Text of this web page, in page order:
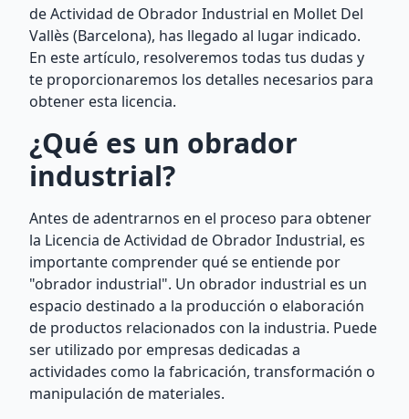
de Actividad de Obrador Industrial en Mollet Del
Vallès (Barcelona), has llegado al lugar indicado.
En este artículo, resolveremos todas tus dudas y
te proporcionaremos los detalles necesarios para
obtener esta licencia.
¿Qué es un obrador
industrial?
Antes de adentrarnos en el proceso para obtener
la Licencia de Actividad de Obrador Industrial, es
importante comprender qué se entiende por
"obrador industrial". Un obrador industrial es un
espacio destinado a la producción o elaboración
de productos relacionados con la industria. Puede
ser utilizado por empresas dedicadas a
actividades como la fabricación, transformación o
manipulación de materiales.